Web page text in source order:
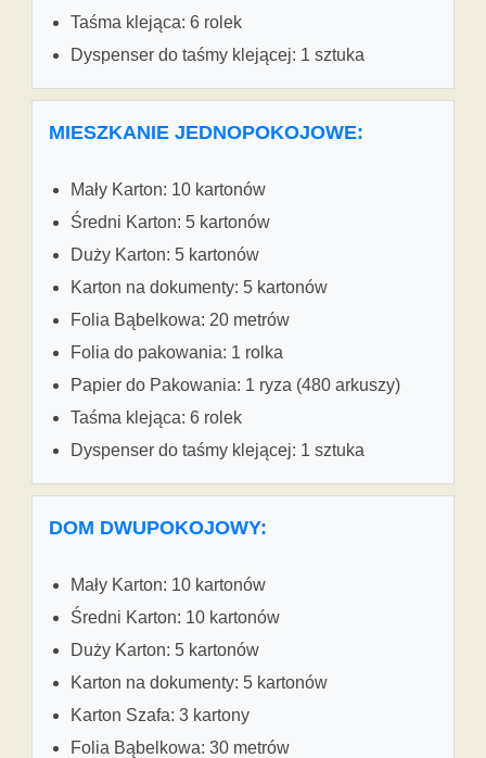
Taśma klejąca: 6 rolek
Dyspenser do taśmy klejącej: 1 sztuka
MIESZKANIE JEDNOPOKOJOWE:
Mały Karton: 10 kartonów
Średni Karton: 5 kartonów
Duży Karton: 5 kartonów
Karton na dokumenty: 5 kartonów
Folia Bąbelkowa: 20 metrów
Folia do pakowania: 1 rolka
Papier do Pakowania: 1 ryza (480 arkuszy)
Taśma klejąca: 6 rolek
Dyspenser do taśmy klejącej: 1 sztuka
DOM DWUPOKOJOWY:
Mały Karton: 10 kartonów
Średni Karton: 10 kartonów
Duży Karton: 5 kartonów
Karton na dokumenty: 5 kartonów
Karton Szafa: 3 kartony
Folia Bąbelkowa: 30 metrów